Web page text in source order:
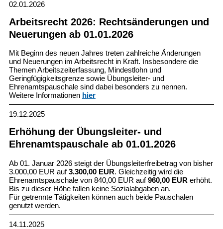
02.01.2026
Arbeitsrecht 2026: Rechtsänderungen und
Neuerungen ab 01.01.2026
Mit Beginn des neuen Jahres treten zahlreiche Änderungen
und Neuerungen im Arbeitsrecht in Kraft. Insbesondere die
Themen Arbeitszeiterfassung, Mindestlohn und
Geringfügigkeitsgrenze sowie Übungsleiter- und
Ehrenamtspauschale sind dabei besonders zu nennen.
Weitere Informationen hier
19.12.2025
Erhöhung der Übungsleiter- und
Ehrenamtspauschale ab 01.01.2026
Ab 01. Januar 2026 steigt der Übungsleiterfreibetrag von bisher
3.000,00 EUR auf3.300,00 EUR. Gleichzeitig wird die
Ehrenamtspauschale von 840,00 EUR auf960,00 EUR erhöht.
Bis zu dieser Höhe fallen keine Sozialabgaben an.
Für getrennte Tätigkeiten können auch beide Pauschalen
genutzt werden.
14.11.2025